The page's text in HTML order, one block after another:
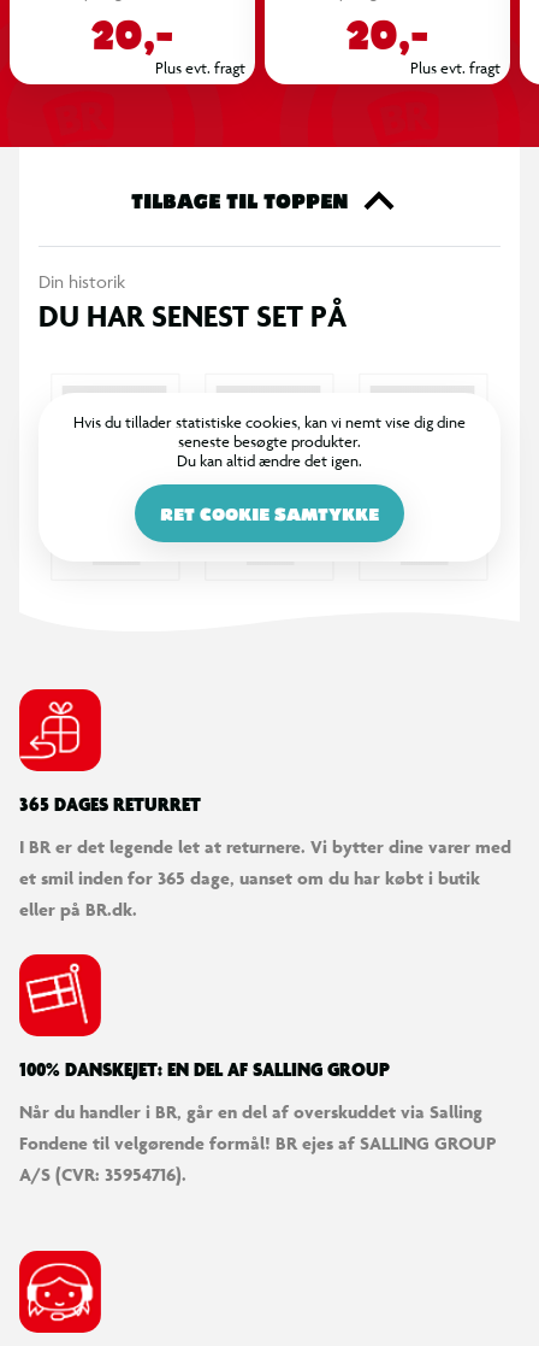
20,-
Plus evt. fragt
20,-
Plus evt. fragt
TILBAGE TIL TOPPEN
Din historik
DU HAR SENEST SET PÅ
Hvis du tillader statistiske cookies, kan vi nemt vise dig dine
seneste besøgte produkter.
Du kan altid ændre det igen.
RET COOKIE SAMTYKKE
365 DAGES RETURRET
I BR er det legende let at returnere. Vi bytter dine varer med
et smil inden for 365 dage, uanset om du har købt i butik
eller på BR.dk.
100% DANSKEJET: EN DEL AF SALLING GROUP
Når du handler i BR, går en del af overskuddet via Salling
Fondene til velgørende formål! BR ejes af SALLING GROUP
A/S (CVR: 35954716).